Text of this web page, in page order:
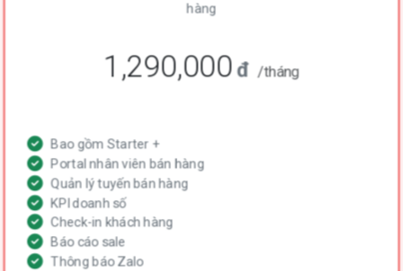
hàng
1,290,000đ /tháng
Bao gồm Starter +
Portal nhân viên bán hàng
Quản lý tuyến bán hàng
KPI doanh số
Check-in khách hàng
Báo cáo sale
Thông báo Zalo